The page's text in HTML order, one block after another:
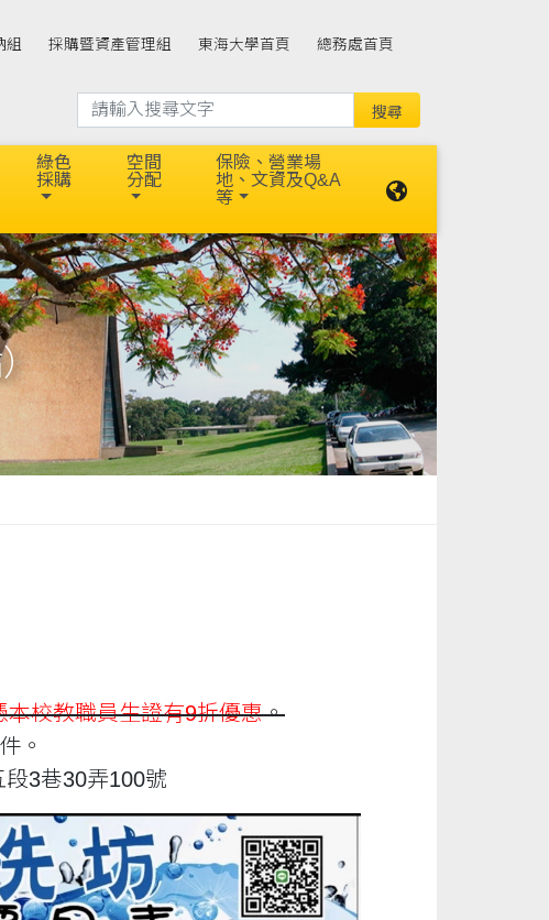
組 採購暨資產管理組 東海大學首頁
總務處首頁
綠色
採購
空間
分配
保險、營業場
地、文資及Q&A
等
本校教職員生證有9折優惠。
。
段3巷30弄100號